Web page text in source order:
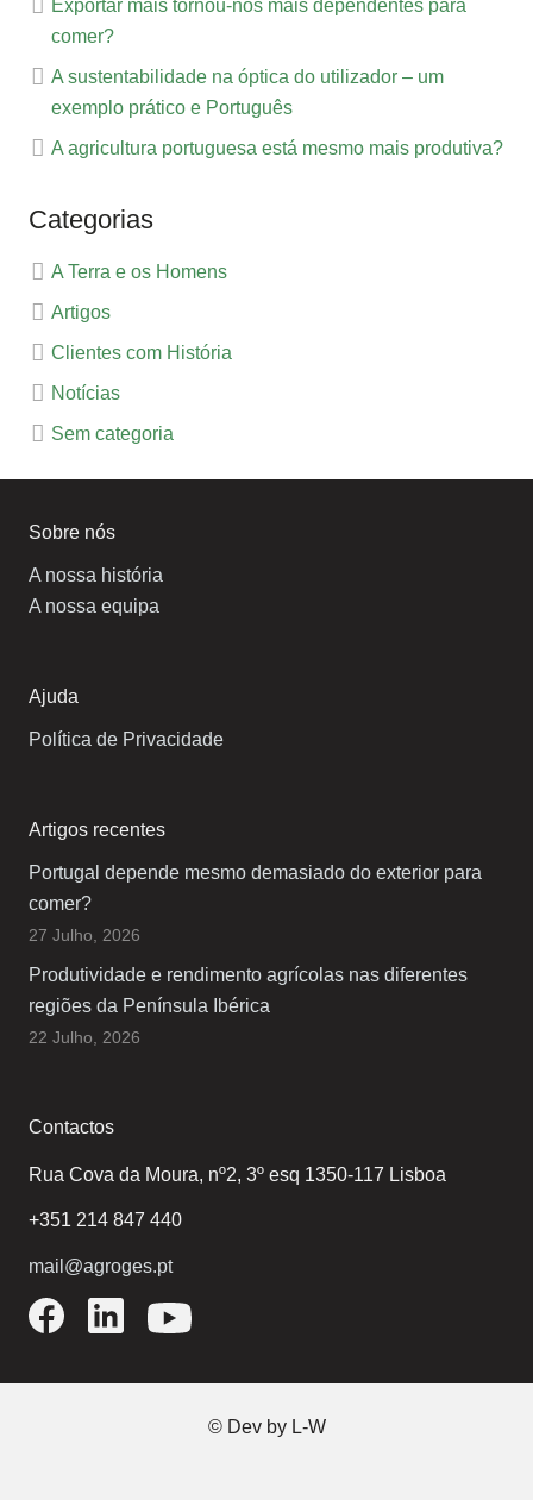
Exportar mais tornou-nos mais dependentes para
comer?
A sustentabilidade na óptica do utilizador – um
exemplo prático e Português
A agricultura portuguesa está mesmo mais produtiva?
Categorias
A Terra e os Homens
Artigos
Clientes com História
Notícias
Sem categoria
Sobre nós
A nossa história
A nossa equipa
Ajuda
Política de Privacidade
Artigos recentes
Portugal depende mesmo demasiado do exterior para
comer?
27 Julho, 2026
Produtividade e rendimento agrícolas nas diferentes
regiões da Península Ibérica
22 Julho, 2026
Contactos
Rua Cova da Moura, nº2, 3º esq 1350-117 Lisboa
+351 214 847 440
mail@agroges.pt
© Dev by L-W